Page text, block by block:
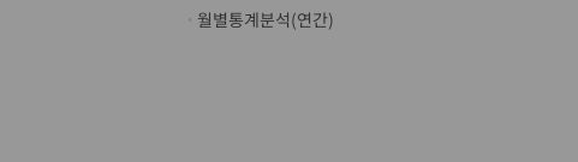
월별통계분석(연간)